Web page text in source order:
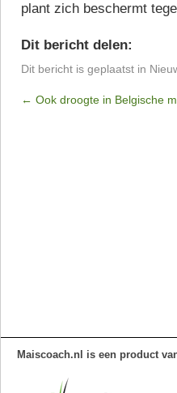
plant zich beschermt
Dit bericht delen:
Dit bericht is geplaatst in
← Ook droogte in Belgische
Maiscoach.nl is een product